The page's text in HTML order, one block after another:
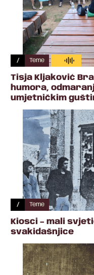
/ Teme
Tisja Kljaković
humora,
umjetničkim
/ Teme
Kiosci – mali
svakidašnjice